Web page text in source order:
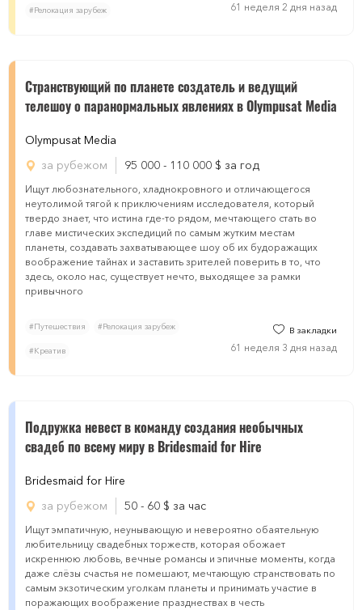
#Релокация зарубеж 61 неделя 2 дня назад
Странствующий по планете создатель и ведущий
телешоу о паранормальных явлениях в Olympusat Mеdia
Olympusat Mеdia
за рубежом
95 000 - 110 000 $ за год
Ищут любознательного, хладнокровного и отличающегося
неутолимой тягой к приключениям исследователя, который
твердо знает, что истина где-то рядом, мечтающего стать во
главе мистических экспедиций по самым жутким местам
планеты, создавать захватывающее шоу об их будоражащих
воображение тайнах и заставить зрителей поверить в то, что
здесь, около нас, существует нечто, выходящее за рамки
привычного
#Путешествия #Релокация зарубеж
#Креатив
В закладки
61 неделя 3 дня назад
Подружка невест в команду создания необычных
свадеб по всему миру в Bridesmaid for Hire
Bridesmaid for Hire
за рубежом
50 - 60 $ за час
Ищут эмпатичную, неунывающую и невероятно обаятельную
любительницу свадебных торжеств, которая обожает
искреннюю любовь, вечные романсы и эпичные моменты, когда
даже слёзы счастья не помешают, мечтающую странствовать по
самым экзотическим уголкам планеты и принимать участие в
поражающих воображение празднествах в честь